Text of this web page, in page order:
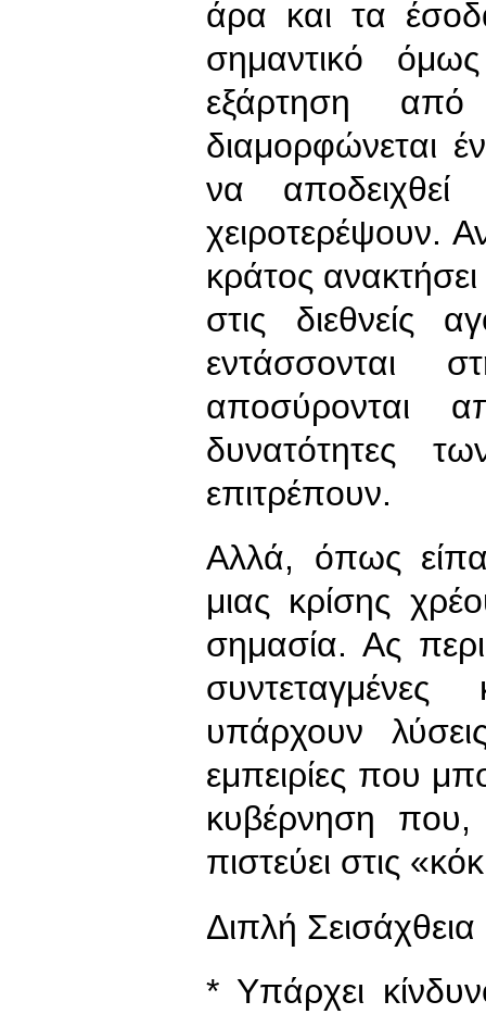
άρα και τα
σημαντικό
εξάρτηση από
διαμορφώνεται
να
χειροτερέψουν.
κράτος
στις διεθνείς
εντάσσονται
αποσύρονται
δυνατότητες
επιτρέπουν.
Αλλά, όπως
μιας κρίσης
σημασία. Ας
υπάρχουν
εμπειρίες που
κυβέρνηση που,
πιστεύει στις
Διπλή Σεισάχθεια
* Υπάρχει